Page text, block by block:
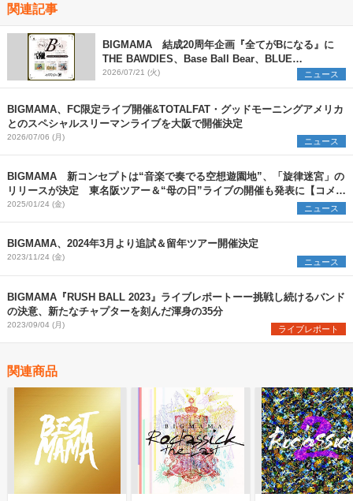
関連記事
BIGMAMA 結成20周年企画『全てがBになる』に
THE BAWDIES、Base Ball Bear、BLUE
ENCOUNTの出演が決定
2026/07/21 (火) ニュース
BIGMAMA、FC限定ライブ開催&TOTALFAT・グッドモーニングアメリカ
とのスペシャルスリーマンライブを大阪で開催決定
2026/07/06 (月) ニュース
BIGMAMA 新コンセプトは“音楽で奏でる空想遊園地”、「旋律迷宮」の
リリースが決定 東名阪ツアー＆“母の日”ライブの開催も発表に【コメン
トあり】
2025/01/24 (金) ニュース
BIGMAMA、2024年3月より追試＆留年ツアー開催決定
2023/11/24 (金) ニュース
BIGMAMA『RUSH BALL 2023』ライブレポートーー挑戦し続けるバンド
の決意、新たなチャプターを刻んだ渾身の35分
2023/09/04 (月) ライブレポート
関連商品